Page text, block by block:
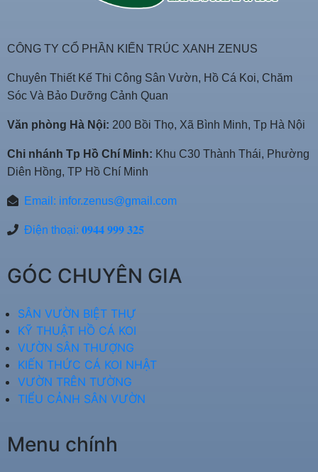
CÔNG TY CỔ PHẦN KIẾN TRÚC XANH ZENUS
Chuyên Thiết Kế Thi Công Sân Vườn, Hồ Cá Koi, Chăm
Sóc Và Bảo Dưỡng Cảnh Quan
Văn phòng Hà Nội: 200 Bồi Thọ, Xã Bình Minh, Tp Hà Nội
Chi nhánh Tp Hồ Chí Minh: Khu C30 Thành Thái, Phường
Diên Hồng, TP Hồ Chí Minh
Email: infor.zenus@gmail.com
Điện thoại: 𝟎𝟗𝟒𝟒 𝟗𝟗𝟗 𝟑𝟐𝟓
GÓC CHUYÊN GIA
SÂN VƯỜN BIỆT THỰ
KỸ THUẬT HỒ CÁ KOI
VƯỜN SÂN THƯỢNG
KIẾN THỨC CÁ KOI NHẬT
VƯỜN TRÊN TƯỜNG
TIỂU CẢNH SÂN VƯỜN
Menu chính